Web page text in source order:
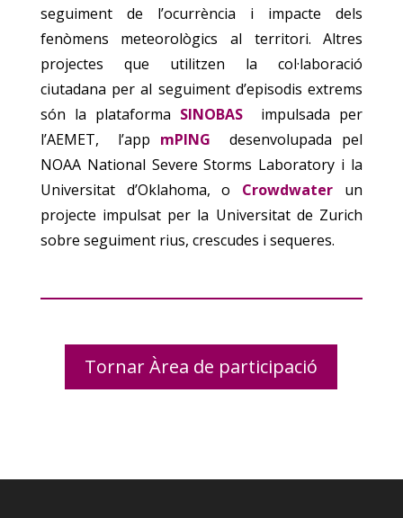
seguiment de l’ocurrència i impacte dels
fenòmens meteorològics al territori. Altres
projectes que utilitzen la col·laboració
ciutadana per al seguiment d’episodis extrems
són la plataforma SINOBAS
impulsada per
l’AEMET, l’app mPING desenvolupada pel
NOAA National Severe Storms Laboratory i la
Universitat d’Oklahoma, o Crowdwater un
projecte impulsat per la Universitat de Zurich
sobre seguiment rius, crescudes i sequeres.
Tornar Àrea de participació